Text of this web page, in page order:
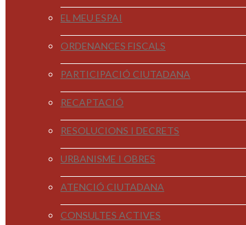
EL MEU ESPAI
ORDENANCES FISCALS
PARTICIPACIÓ CIUTADANA
RECAPTACIÓ
RESOLUCIONS I DECRETS
URBANISME I OBRES
ATENCIÓ CIUTADANA
CONSULTES ACTIVES